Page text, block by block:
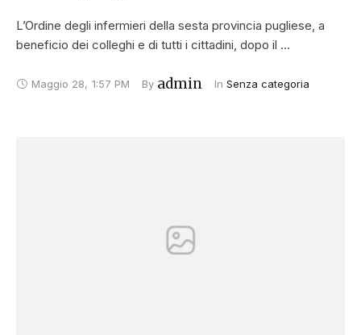
L’Ordine degli infermieri della sesta provincia pugliese, a
beneficio dei colleghi e di tutti i cittadini, dopo il …
Maggio 28, 1:57 PM By admin In Senza categoria